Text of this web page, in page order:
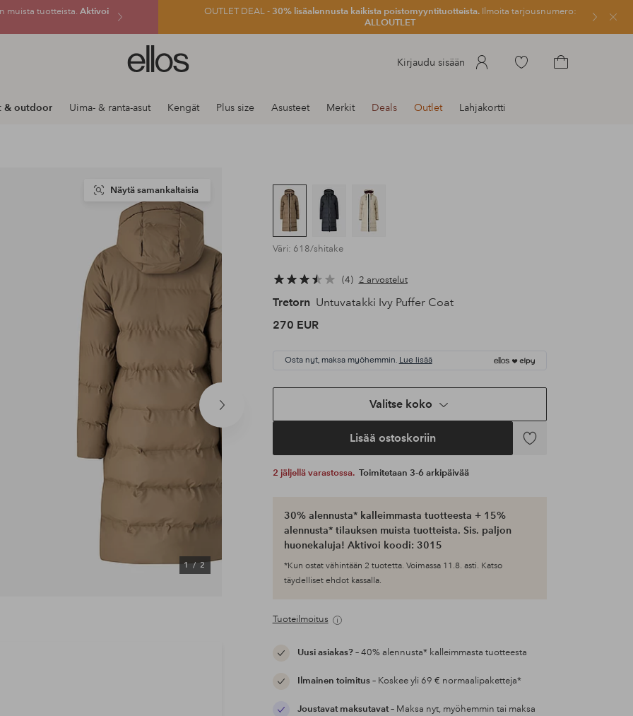
muista tuotteista. Aktivoi
OUTLET DEAL -30% lisäalennusta kaikista poistomyyntituotteista.Ilmoita tarjousnumero:
ALLOUTLET
Sulje
Ellos-
logo
siirry
Kirjaudu sisään
Siirry
& outdoor Uima- & ranta-asut Kengät Plus size Asusteet Merkit Deals Outlet Lahjakortti
Seuraava
1/2
Näytä samankaltaisia
Väri: 618/shitake
4 2 arvostelut
Tretorn Untuvatakki Ivy Puffer Coat
270 EUR
Osta nyt, maksa myöhemmin. Lue lisää
Valitse koko
Lisää ostoskoriin
Lisää
2 jäljellä varastossa. Toimitetaan 3-6 arkipäivää
30% alennusta* kalleimmasta tuotteesta + 15%
alennusta* tilauksen muista tuotteista. Sis. paljon
huonekaluja! Aktivoi koodi: 3015
*Kun ostat vähintään 2 tuotetta. Voimassa 11.8. asti. Katso
täydelliset ehdot kassalla.
Tuoteilmoitus
Uusi asiakas?– 40% alennusta* kalleimmasta tuotteesta
Ilmainen toimitus– Koskee yli 69 € normaalipaketteja*
Joustavat maksutavat– Maksa nyt, myöhemmin tai maksa